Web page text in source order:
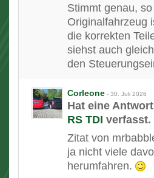
Stimmt genau,
Originalfahrzeug
die korrekten
siehst auch
den
Corleone - 30. Juli 2026
Hat eine
RS TDI verfasst.
Zitat von
ja nicht viele
herumfahren.